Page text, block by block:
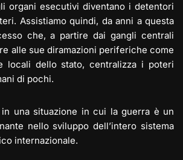
organi esecutivi diventano i detentori
Assistiamo quindi, da anni a questa
che, a partire dai gangli centrali
alle sue diramazioni periferiche come
locali dello stato, centralizza i poteri
di pochi.
una situazione in cui la guerra è un
nello sviluppo dell’intero sistema
internazionale.